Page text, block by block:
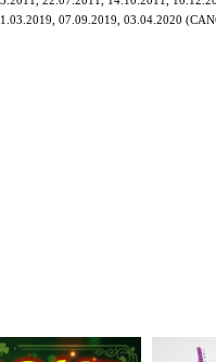
07.09.2019, 03.04.2020